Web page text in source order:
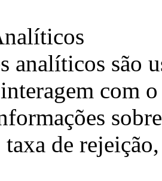
analíticos são
com
de